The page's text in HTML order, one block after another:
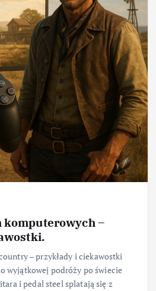
komputerowych –
– przykłady i ciekawostki
wyjątkowej podróży po świecie
i pedal steel splatają się z